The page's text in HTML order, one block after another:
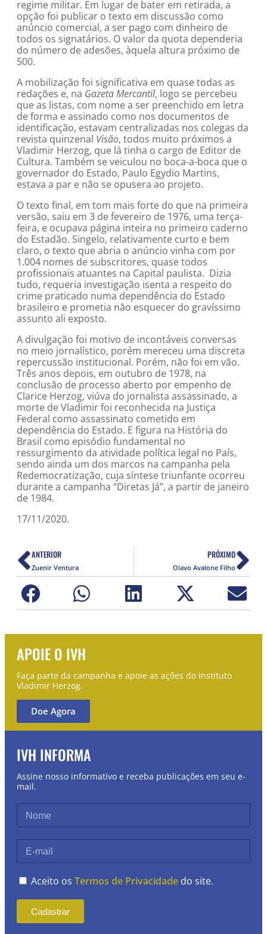
regime militar. Em lugar de bater em retirada, a
opção foi publicar o texto em discussão como
anúncio comercial, a ser pago com dinheiro de
todos os signatários. O valor da quota dependeria
do número de adesões, àquela altura próximo de
500.
A mobilização foi significativa em quase todas as
redações e, na Gazeta Mercantil, logo se percebeu
que as listas, com nome a ser preenchido em letra
de forma e assinado como nos documentos de
identificação, estavam centralizadas nos colegas da
revista quinzenal Visão, todos muito próximos a
Vladimir Herzog, que lá tinha o cargo de Editor de
Cultura. Também se veiculou no boca-a-boca que o
governador do Estado, Paulo Egydio Martins,
estava a par e não se opusera ao projeto.
O texto final, em tom mais forte do que na primeira
versão, saiu em 3 de fevereiro de 1976, uma terça-
feira, e ocupava página inteira no primeiro caderno
do Estadão. Singelo, relativamente curto e bem
claro, o texto que abria o anúncio vinha com por
1.004 nomes de subscritores, quase todos
profissionais atuantes na Capital paulista. Dizia
tudo, requeria investigação isenta a respeito do
crime praticado numa dependência do Estado
brasileiro e prometia não esquecer do gravíssimo
assunto ali exposto.
A divulgação foi motivo de incontáveis conversas
no meio jornalístico, porém mereceu uma discreta
repercussão institucional. Porém, não foi em vão.
Três anos depois, em outubro de 1978, na
conclusão de processo aberto por empenho de
Clarice Herzog, viúva do jornalista assassinado, a
morte de Vladimir foi reconhecida na Justiça
Federal como assassinato cometido em
dependência do Estado. E figura na História do
Brasil como episódio fundamental no
ressurgimento da atividade política legal no País,
sendo ainda um dos marcos na campanha pela
Redemocratização, cuja síntese triunfante ocorreu
durante a campanha “Diretas Já”, a partir de janeiro
de 1984.
17/11/2020.
ANTERIOR
Zuenir Ventura
PRÓXIMO
Olavo Avalone Filho
APOIE O IVH
Faça parte da campanha e apoie as ações do Instituto
Vladimir Herzog.
Doe Agora
IVH INFORMA
Assine nosso informativo e receba publicações em seu e-
mail.
Aceito os Termos de Privacidade do site.
Cadastrar